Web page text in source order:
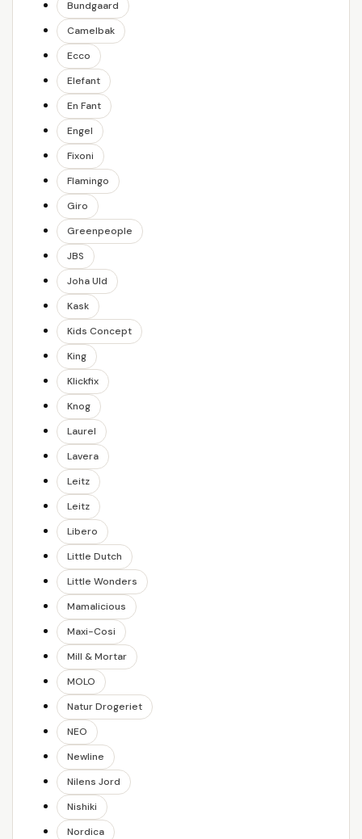
Bundgaard
Camelbak
Ecco
Elefant
En Fant
Engel
Fixoni
Flamingo
Giro
Greenpeople
JBS
Joha Uld
Kask
Kids Concept
King
Klickfix
Knog
Laurel
Lavera
Leitz
Leitz
Libero
Little Dutch
Little Wonders
Mamalicious
Maxi-Cosi
Mill & Mortar
MOLO
Natur Drogeriet
NEO
Newline
Nilens Jord
Nishiki
Nordica